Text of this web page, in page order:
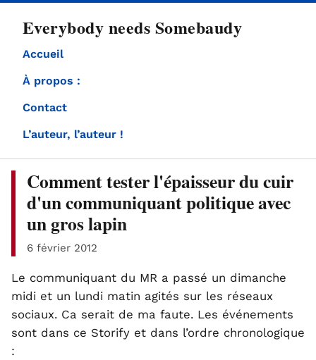
Everybody needs Somebaudy
Accueil
À propos :
Contact
L’auteur, l’auteur !
Comment tester l'épaisseur du cuir
d'un communiquant politique avec
un gros lapin
6 février 2012
Le communiquant du MR a passé un dimanche
midi et un lundi matin agités sur les réseaux
sociaux. Ca serait de ma faute. Les événements
sont dans ce Storify et dans l’ordre chronologique
: